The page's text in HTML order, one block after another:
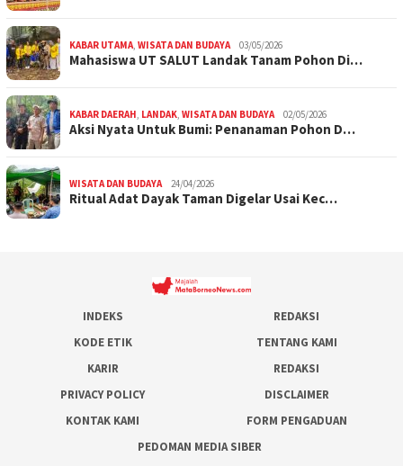
KABAR UTAMA WISATA DAN BUDAYA 03/05/2026
Mahasiswa UT SALUT Landak Tanam Pohon Di…
KABAR DAERAH LANDAK WISATA DAN BUDAYA 02/05/2026
Aksi Nyata Untuk Bumi: Penanaman Pohon D…
WISATA DAN BUDAYA 24/04/2026
Ritual Adat Dayak Taman Digelar Usai Kec…
INDEKS
REDAKSI
KODE ETIK
TENTANG KAMI
KARIR
REDAKSI
PRIVACY POLICY
DISCLAIMER
KONTAK KAMI
FORM PENGADUAN
PEDOMAN MEDIA SIBER